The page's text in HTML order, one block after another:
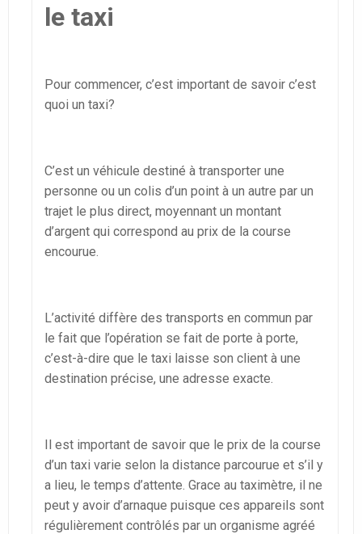
le taxi
Pour commencer, c’est important de savoir c’est
quoi un taxi?
C’est un véhicule destiné à transporter une
personne ou un colis d’un point à un autre par un
trajet le plus direct, moyennant un montant
d’argent qui correspond au prix de la course
encourue.
L’activité diffère des transports en commun par
le fait que l’opération se fait de porte à porte,
c’est-à-dire que le taxi laisse son client à une
destination précise, une adresse exacte.
Il est important de savoir que le prix de la course
d’un taxi varie selon la distance parcourue et s’il y
a lieu, le temps d’attente. Grace au taximètre, il ne
peut y avoir d’arnaque puisque ces appareils sont
régulièrement contrôlés par un organisme agréé